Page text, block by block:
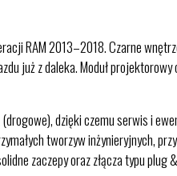
RAM 2013–2018. Czarne
już z daleka. Moduł
dzięki czemu serwis i
tworzyw inżynieryjnych,
zaczepy oraz złącza typu